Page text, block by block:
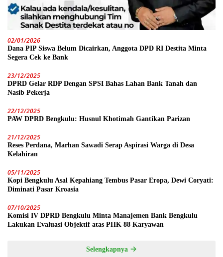
02/01/2026
Dana PIP Siswa Belum Dicairkan, Anggota DPD RI Destita Minta
Segera Cek ke Bank
23/12/2025
DPRD Gelar RDP Dengan SPSI Bahas Lahan Bank Tanah dan
Nasib Pekerja
22/12/2025
PAW DPRD Bengkulu: Husnul Khotimah Gantikan Parizan
21/12/2025
Reses Perdana, Marhan Sawadi Serap Aspirasi Warga di Desa
Kelahiran
05/11/2025
Kopi Bengkulu Asal Kepahiang Tembus Pasar Eropa, Dewi Coryati:
Diminati Pasar Kroasia
07/10/2025
Komisi IV DPRD Bengkulu Minta Manajemen Bank Bengkulu
Lakukan Evaluasi Objektif atas PHK 88 Karyawan
Selengkapnya